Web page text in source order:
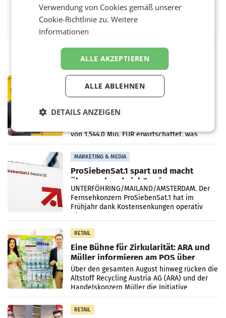
Messenger LinkedInXING
Österreichische Post: Umsatzplus im
Briefgeschäft
WIEN Die Österreichische Post AG hat im
von 1.544,0 Mio. EUR erwirtschaftet, was
einem Plus von 3,8 Prozent gegenüber dem
Vergleichszeitraum
MARKETING & MEDIA
ProSiebenSat.1 spart und macht
überraschend viel Gewinn
UNTERFÖHRING/MAILAND/AMSTERDAM. Der
Fernsehkonzern ProSiebenSat.1 hat im
Frühjahr dank Kostensenkungen operativ
RETAIL
Eine Bühne für Zirkularität: ARA und
Müller informieren am POS über
Kreislauffähigkeit
Über den gesamten August hinweg rücken die
Altstoff Recycling Austria AG (ARA) und der
Handelskonzern Müller die Initiative
„Kreislauf-Helden“ in allen österreichischen
Müller-Filialen
RETAIL
Verwendung von Cookies gemäß unserer
Cookie-Richtlinie zu.Weitere
Informationen
ALLE AKZEPTIEREN
ALLE ABLEHNEN
DETAILS ANZEIGEN